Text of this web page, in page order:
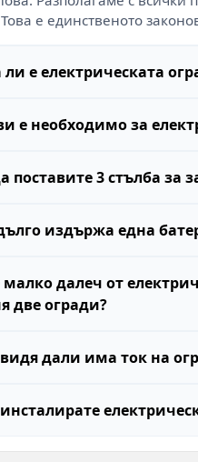
е единственото
е електрическата
е необходимо за
поставите 3 стълба за
издържа една
малко далеч от
две огради?
дали има ток на